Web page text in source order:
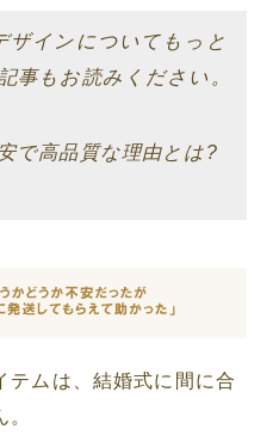
ザインについてもっと
事もお読みください。
で高品質な理由とは?
テムは、結婚式に間に合